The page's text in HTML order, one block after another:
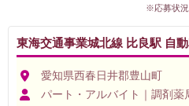
※応募状況
東海交通事業城北線 比良駅 自
愛知県西春日井郡豊山町
パート・アルバイト｜調剤薬